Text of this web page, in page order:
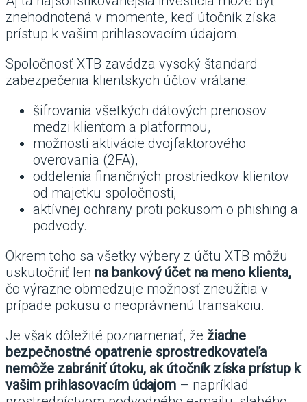
znehodnotená v momente, keď útočník získa
prístup k vašim prihlasovacím údajom.
Spoločnosť XTB zavádza vysoký štandard
zabezpečenia klientskych účtov vrátane:
šifrovania všetkých dátových prenosov
medzi klientom a platformou,
možnosti aktivácie dvojfaktorového
overovania (2FA),
oddelenia finančných prostriedkov klientov
od majetku spoločnosti,
aktívnej ochrany proti pokusom o phishing a
podvody.
Okrem toho sa všetky výbery z účtu XTB môžu
uskutočniť len na bankový účet na meno klienta,
čo výrazne obmedzuje možnosť zneužitia v
prípade pokusu o neoprávnenú transakciu.
Je však dôležité poznamenať, že žiadne
bezpečnostné opatrenie sprostredkovateľa
nemôže zabrániť útoku, ak útočník získa prístup k
vašim prihlasovacím údajom – napríklad